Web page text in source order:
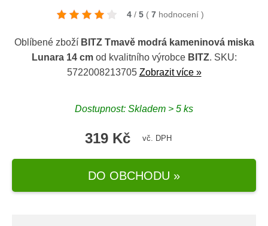
4 / 5 ( 7 hodnocení )
Oblíbené zboží BITZ Tmavě modrá kameninová miska
Lunara 14 cmod kvalitního výrobce BITZ. SKU:
5722008213705 Zobrazit více »
Dostupnost: Skladem > 5 ks
319 Kč vč. DPH
DO OBCHODU »